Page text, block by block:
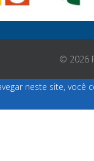
© 2026
neste site,